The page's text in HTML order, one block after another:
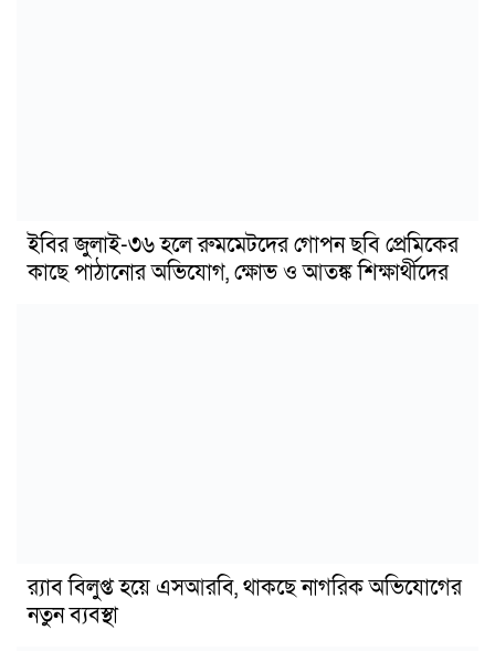
ইবির জুলাই-৩৬ হলে রুমমেটদের গোপন ছবি প্রেমিকের
কাছে পাঠানোর অভিযোগ, ক্ষোভ ও আতঙ্ক শিক্ষার্থীদের
র‍্যাব বিলুপ্ত হয়ে এসআরবি, থাকছে নাগরিক অভিযোগের
নতুন ব্যবস্থা